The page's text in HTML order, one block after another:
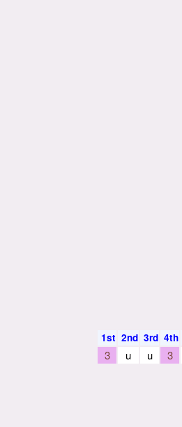
1st 2nd 3rd 4th
3 u u 3